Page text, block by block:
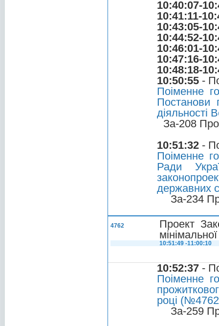
10:40:07-
10:41:11-
10:43:05-
10:44:52-
10:46:01-
10:47:16-
10:48:18-
10:50:55 -
Поіменне
Постанови
діяльності
За-208
10:51:32 -
Поіменне
Ради
державних
За-234
4762
Проект
10:51:49 -11:00:10
10:52:37 -
Поіменне
році
За-259